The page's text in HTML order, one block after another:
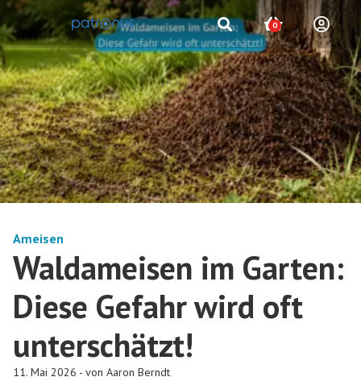
0
Ameisen
Waldameisen im Garten:
Diese Gefahr wird oft
unterschätzt!
11. Mai 2026 - von Aaron Berndt